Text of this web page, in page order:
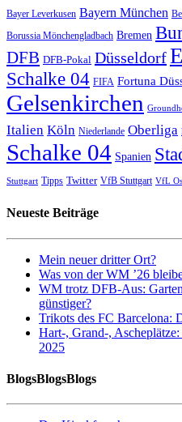
Bayer Leverkusen Bayern München
Borussia Mönchengladbach Bremen
DFB DFB-Pokal Düsseldorf
Schalke 04 FIFA Fortuna
Gelsenkirchen
Italien Köln Niederlande Oberliga
Schalke 04 Spanien
Stuttgart Tipps Twitter VfB Stuttgart VfL
Neueste Beiträge
Mein neuer dritter Ort?
Was von der WM ’26
WM trotz DFB-Aus:
günstiger?
Trikots des FC Barcelona:
Hart-, Grand-,
2025
BlogsBlogsBlogs